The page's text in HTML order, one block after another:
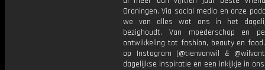
Groningen. Via social media en onze
we van alles wat ons in het
bezighoudt. Van moederschap en
ontwikkeling tot fashion, beauty en
op Instagram (@tienvanwil &
dagelijkse inspiratie en een inkijkje in